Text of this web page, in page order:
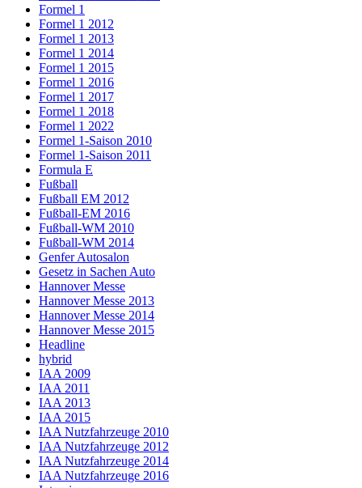
Formel 1
Formel 1 2012
Formel 1 2013
Formel 1 2014
Formel 1 2015
Formel 1 2016
Formel 1 2017
Formel 1 2018
Formel 1 2022
Formel 1-Saison 2010
Formel 1-Saison 2011
Formula E
Fußball
Fußball EM 2012
Fußball-EM 2016
Fußball-WM 2010
Fußball-WM 2014
Genfer Autosalon
Gesetz in Sachen Auto
Hannover Messe
Hannover Messe 2013
Hannover Messe 2014
Hannover Messe 2015
Headline
hybrid
IAA 2009
IAA 2011
IAA 2013
IAA 2015
IAA Nutzfahrzeuge 2010
IAA Nutzfahrzeuge 2012
IAA Nutzfahrzeuge 2014
IAA Nutzfahrzeuge 2016